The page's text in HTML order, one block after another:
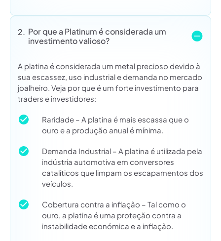
2. Por que a Platinum é considerada um
investimento valioso?
A platina é considerada um metal precioso devido à
sua escassez, uso industrial e demanda no mercado
joalheiro. Veja por que é um forte investimento para
traders e investidores:
Raridade – A platina é mais escassa que o
ouro e a produção anual é mínima.
Demanda Industrial – A platina é utilizada pela
indústria automotiva em conversores
catalíticos que limpam os escapamentos dos
veículos.
Cobertura contra a inflação – Tal como o
ouro, a platina é uma proteção contra a
instabilidade económica e a inflação.